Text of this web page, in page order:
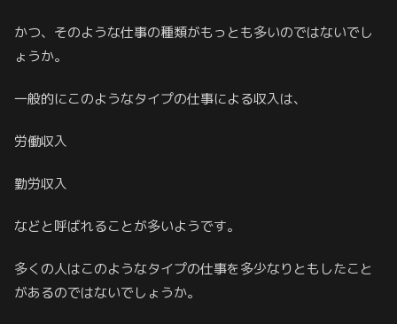
かつ、そのような仕事の種類がもっとも多いのではないでし
ょうか。
一般的にこのようなタイプの仕事による収入は、
労働収入
勤労収入
などと呼ばれることが多いようです。
多くの人はこのようなタイプの仕事を多少なりともしたこと
があるのではないでしょうか。